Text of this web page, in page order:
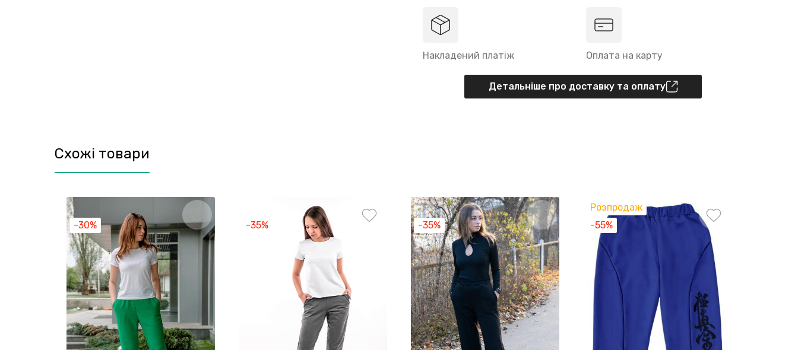
Накладений платіж Оплата на карту
Детальніше про доставку та оплату
Схожі товари
-30% -35% -35%
Розпродаж
-55%